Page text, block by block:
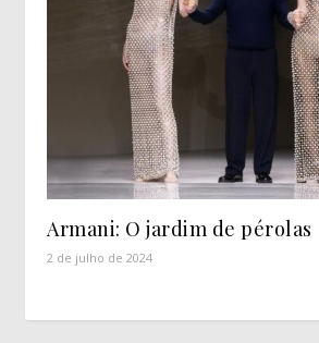
Armani: O jardim de pérolas
2 de julho de 2024